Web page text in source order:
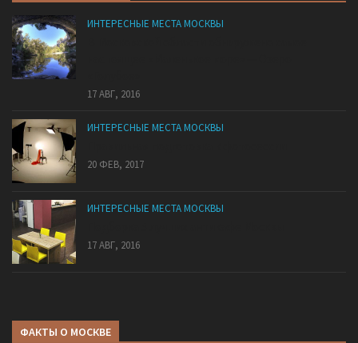
ИНТЕРЕСНЫЕ МЕСТА МОСКВЫ
17 АВГ, 2016
ИНТЕРЕСНЫЕ МЕСТА МОСКВЫ
20 ФЕВ, 2017
ИНТЕРЕСНЫЕ МЕСТА МОСКВЫ
17 АВГ, 2016
ФАКТЫ О МОСКВЕ